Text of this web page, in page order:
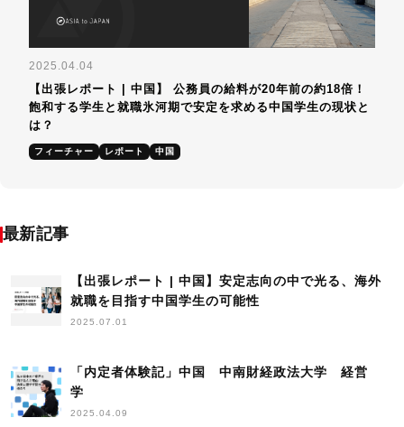
2025.04.04
【出張レポート | 中国】 公務員の給料が20年前の約18倍！
飽和する学生と就職氷河期で安定を求める中国学生の現状と
は？
フィーチャー レポート 中国
最新記事
【出張レポート | 中国】安定志向の中で光る、海外
就職を目指す中国学生の可能性
2025.07.01
「内定者体験記」中国 中南財経政法大学 経営
学
2025.04.09